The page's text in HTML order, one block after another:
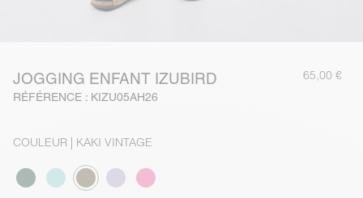
JOGGING ENFANT IZUBIRD
RÉFÉRENCE : KIZU05AH26
65,00 €
COULEUR | KAKI VINTAGE